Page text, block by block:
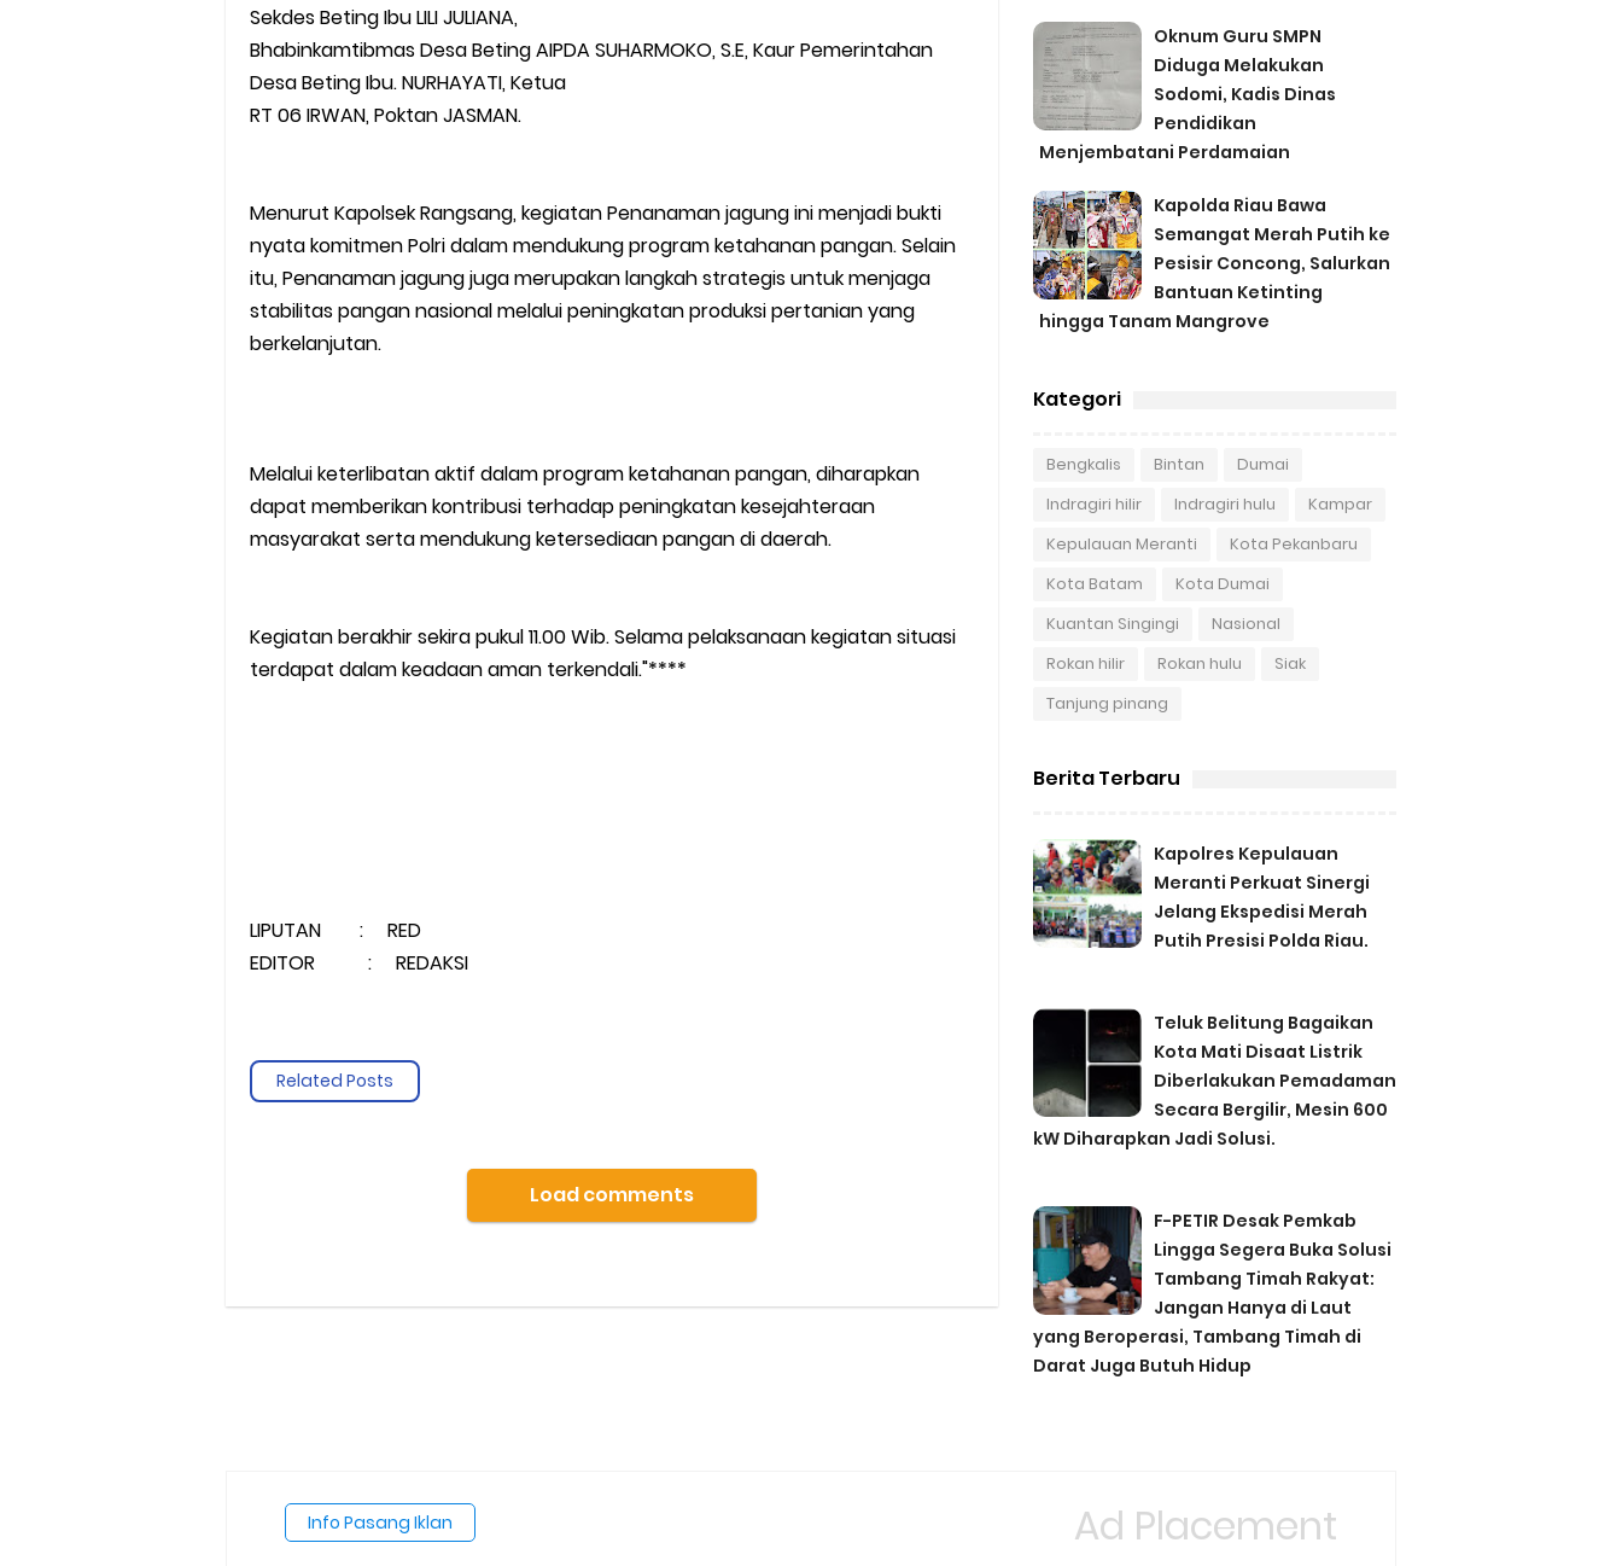
Sekdes Beting Ibu LILI JULIANA,
Bhabinkamtibmas Desa Beting AIPDA SUHARMOKO, S.E, Kaur Pemerintahan
Desa Beting Ibu. NURHAYATI, Ketua
RT 06 IRWAN, Poktan JASMAN.
Menurut Kapolsek Rangsang, kegiatan Penanaman jagung ini menjadi bukti
nyata komitmen Polri dalam mendukung program ketahanan pangan. Selain
itu, Penanaman jagung juga merupakan langkah strategis untuk menjaga
stabilitas pangan nasional melalui peningkatan produksi pertanian yang
berkelanjutan.
Melalui keterlibatan aktif dalam program ketahanan pangan, diharapkan
dapat memberikan kontribusi terhadap peningkatan kesejahteraan
masyarakat serta mendukung ketersediaan pangan di daerah.
Kegiatan berakhir sekira pukul 11.00 Wib. Selama pelaksanaan kegiatan situasi
terdapat dalam keadaan aman terkendali."****
LIPUTAN : RED
EDITOR : REDAKSI
Related Posts
Load comments
Oknum Guru SMPN
Diduga Melakukan
Sodomi, Kadis Dinas
Pendidikan
Menjembatani Perdamaian
Kapolda Riau Bawa
Semangat Merah Putih ke
Pesisir Concong, Salurkan
Bantuan Ketinting
hingga Tanam Mangrove
Kategori
Bengkalis Bintan
Dumai
Indragiri hilir
Indragiri hulu
Kampar
Kepulauan Meranti
Kota Pekanbaru
Kota Batam
Kota Dumai
Kuantan Singingi
Nasional
Rokan hilir
Rokan hulu
Siak
Tanjung pinang
Berita Terbaru
Kapolres Kepulauan
Meranti Perkuat Sinergi
Jelang Ekspedisi Merah
Putih Presisi Polda Riau.
Teluk Belitung Bagaikan
Kota Mati Disaat Listrik
Diberlakukan Pemadaman
Secara Bergilir, Mesin 600
kW Diharapkan Jadi Solusi.
F-PETIR Desak Pemkab
Lingga Segera Buka Solusi
Tambang Timah Rakyat:
Jangan Hanya di Laut
yang Beroperasi, Tambang Timah di
Darat Juga Butuh Hidup
Info Pasang Iklan Ad Placement